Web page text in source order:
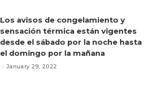
Los avisos de congelamiento y
sensación térmica están vigentes
desde el sábado por la noche hasta
el domingo por la mañana
January 29, 2022